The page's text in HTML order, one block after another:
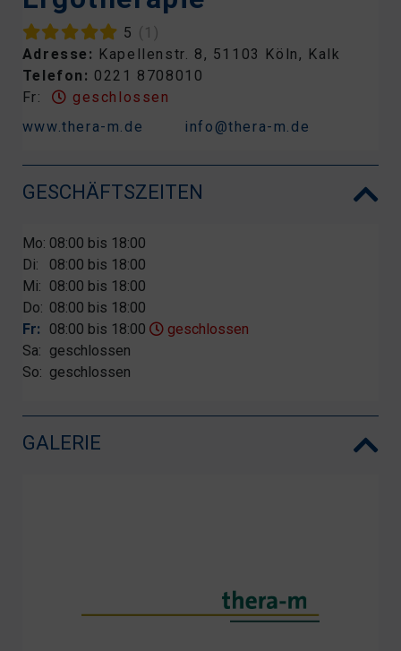
5 (1)
Adresse: Kapellenstr. 8, 51103 Köln, Kalk
Telefon: 0221 8708010
Fr:
geschlossen
www.thera-m.de
info@thera-m.de
GESCHÄFTSZEITEN
Mo: 08:00 bis 18:00
Di:
08:00 bis 18:00
Mi: 08:00 bis 18:00
Do: 08:00 bis 18:00
Fr:
08:00 bis 18:00
geschlossen
Sa: geschlossen
So: geschlossen
GALERIE